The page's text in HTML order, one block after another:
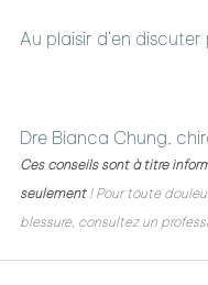
Au plaisir d’en
Dre Bianca Chung,
Ces conseils sont à titre
seulement ! Pour toute
blessure, consultez un